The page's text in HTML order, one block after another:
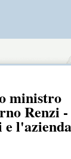
ministro
Renzi
e